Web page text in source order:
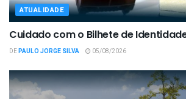
ATUALIDADE
Cuidado com o Bilhete de
DEPAULO JORGE SILVA 05/08/2026